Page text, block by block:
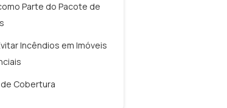
Parte do Pacote de
Incêndios em Imóveis
Cobertura